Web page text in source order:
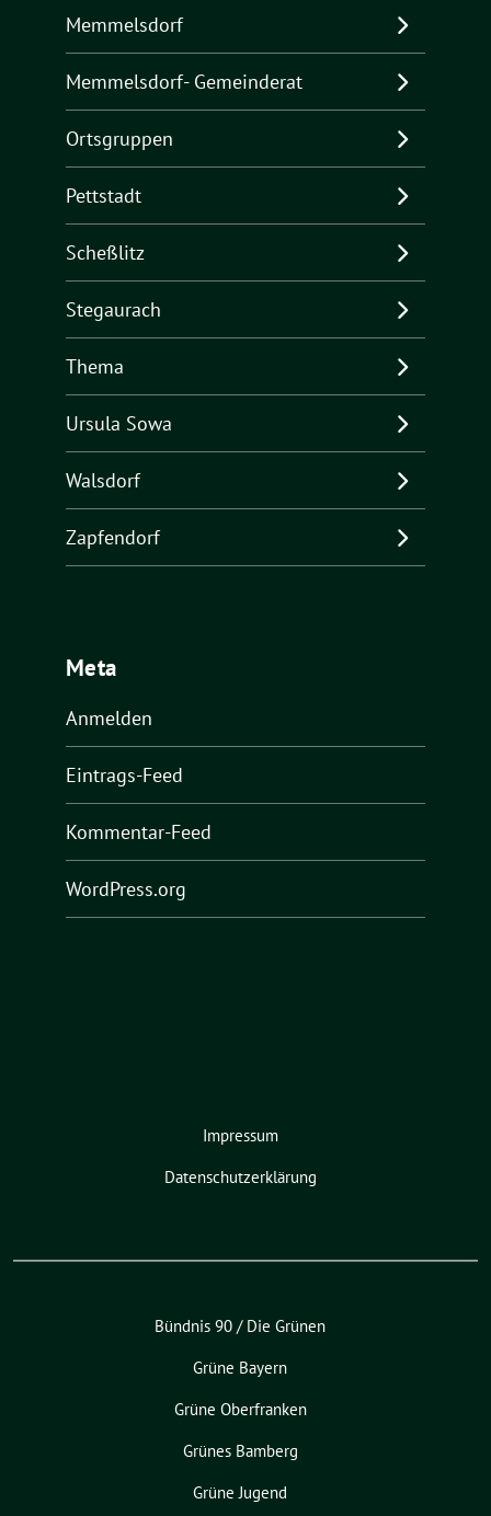
Memmelsdorf
Memmelsdorf- Gemeinderat
Ortsgruppen
Pettstadt
Scheßlitz
Stegaurach
Thema
Ursula Sowa
Walsdorf
Zapfendorf
Meta
Anmelden
Eintrags-Feed
Kommentar-Feed
WordPress.org
Impressum
Datenschutzerklärung
Bündnis 90 / Die Grünen
Grüne Bayern
Grüne Oberfranken
Grünes Bamberg
Grüne Jugend